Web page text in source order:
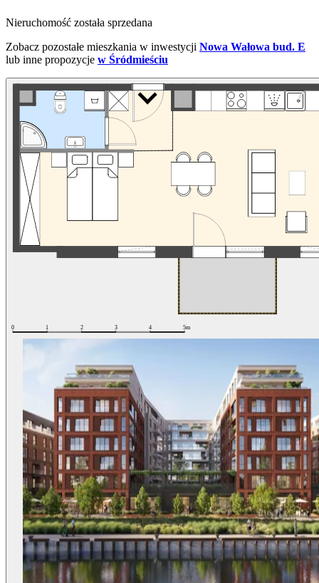
Nieruchomość została sprzedana
Zobacz pozostałe mieszkania w inwestycji Nowa Wałowa bud. E
lub inne propozycje w Śródmieściu